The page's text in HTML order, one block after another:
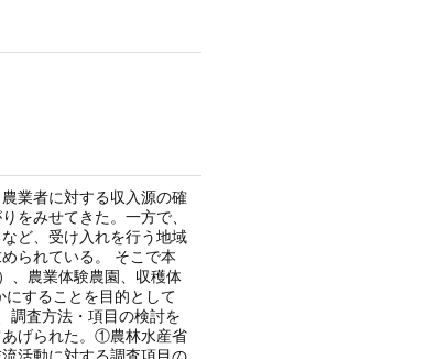
業者に対する収入源の確
をみせてきた。一方で、
ど、受け入れを行う地域
られている。 そこで本
、農業体験農園、収穫体
することを目的として
調査方法・項目の検討を
あげられた。①農林水産省